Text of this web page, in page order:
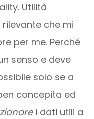
Utilità
rilevante che mi
per me. Perché
senso e deve
solo se a
concepita ed
i dati utili a